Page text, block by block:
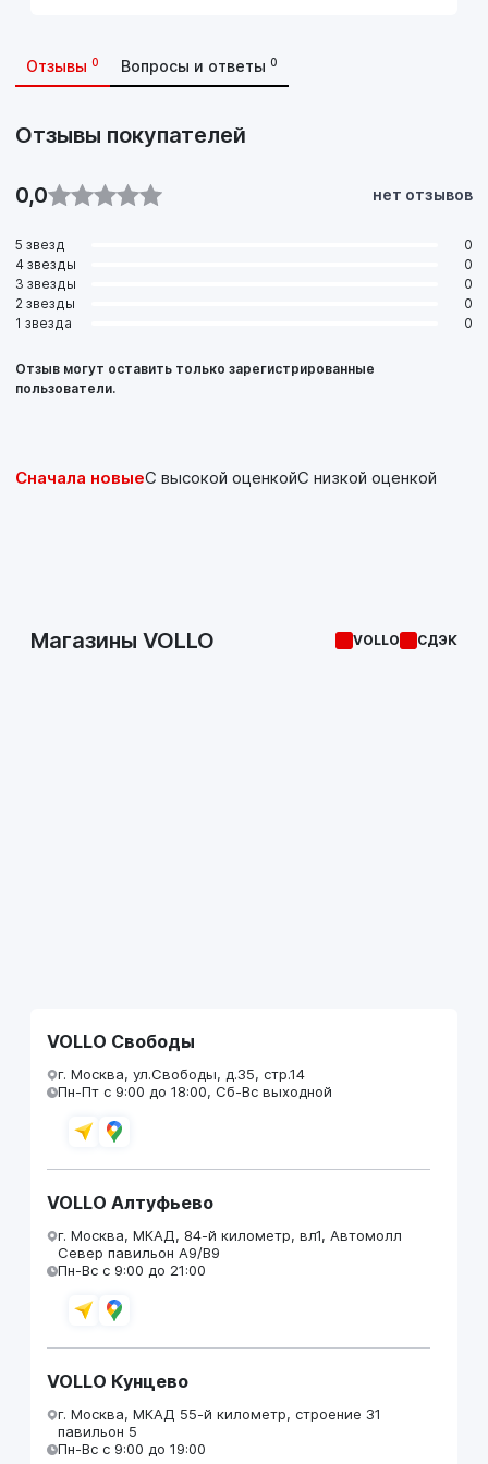
4 или ниже.
При использовании масел CK-4 с топливом, содержащим
межсервисным интервалам.
Отзывы 0 Вопросы и ответы 0
Отзывы покупателей
0,0 нет отзывов
5 звезд
0
4 звезды
0
3 звезды
0
2 звезды
0
1 звезда
0
Отзыв могут оставить только зарегистрированные
пользователи.
Сначала новыеС высокой оценкойС низкой оценкой
Магазины VOLLO VOLLO СДЭК
VOLLO Свободы
г. Москва, ул.Свободы, д.35, стр.14
Пн-Пт с 9:00 до 18:00, Сб-Вс выходной
VOLLO Алтуфьево
г. Москва, МКАД, 84-й километр, вл1, Автомолл
Север павильон А9/В9
Пн-Вс с 9:00 до 21:00
VOLLO Кунцево
г. Москва, МКАД 55-й километр, строение 31
павильон 5
Пн-Вс с 9:00 до 19:00